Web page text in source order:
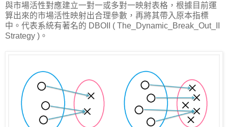
與市場活性對應建立一對一或多對一映射表格，根據目前運
算出來的市場活性映射出合理參數，再將其帶入原本指標
中。代表系統有著名的 DBOII ( The_Dynamic_Break_Out_II
Strategy )。